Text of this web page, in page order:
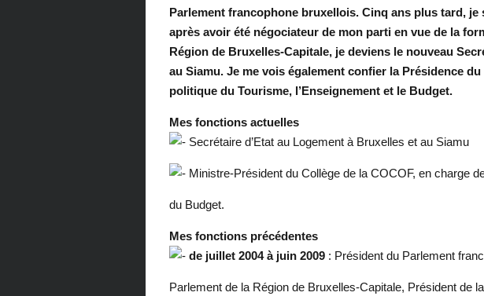
Parlement francophone bruxellois. Cinq ans plus tard, je
après avoir été négociateur de mon parti en vue de la
Région de Bruxelles-Capitale, je deviens le nouveau
au Siamu. Je me vois également confier la Présidence du
politique du Tourisme, l’Enseignement et le Budget.
Mes fonctions actuelles
Secrétaire d’Etat au Logement à Bruxelles et au Siamu
Ministre-Président du Collège de la COCOF, en charge
du Budget.
Mes fonctions précédentes
de juillet 2004 à juin 2009: Président du Parlement
Parlement de la Région de Bruxelles-Capitale, Président de